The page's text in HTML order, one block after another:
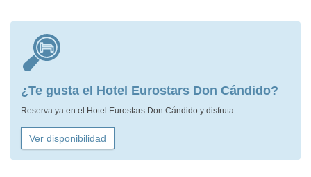
¿Te gusta el Hotel Eurostars Don Cándido?
Reserva ya en el Hotel Eurostars Don Cándido y disfruta
Ver disponibilidad